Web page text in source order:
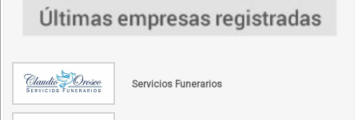
Servicios Funerarios